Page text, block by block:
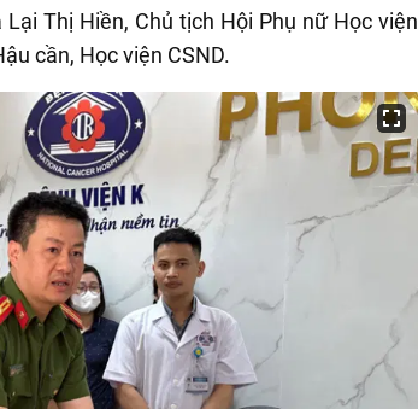
Thị Hiền, Chủ tịch Hội Phụ nữ Học viện
cần, Học viện CSND.